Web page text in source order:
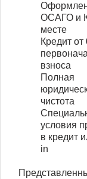
ОСАГО и
месте
Кредит от
взноса
Полная
чистота
условия
в кредит
in